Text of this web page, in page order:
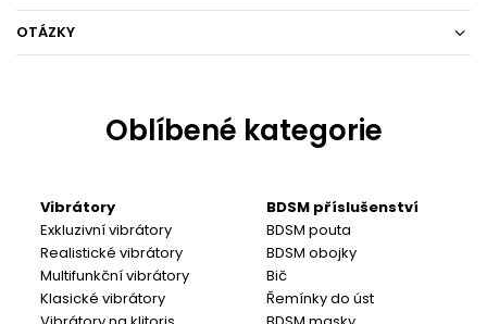
OTÁZKY
Oblíbené kategorie
Vibrátory
Exkluzivní vibrátory
Realistické vibrátory
Multifunkční vibrátory
Klasické vibrátory
BDSM příslušenství
BDSM pouta
BDSM obojky
Bič
Řemínky do úst